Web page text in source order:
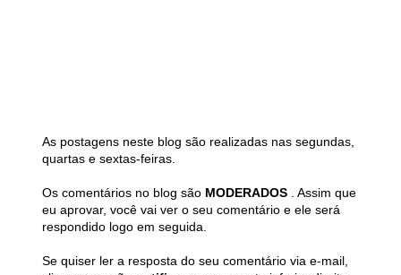
As postagens neste blog são realizadas nas segundas,
quartas e sextas-feiras.
Os comentários no blog são MODERADOS . Assim que
eu aprovar, você vai ver o seu comentário e ele será
respondido logo em seguida.
Se quiser ler a resposta do seu comentário via e-mail,